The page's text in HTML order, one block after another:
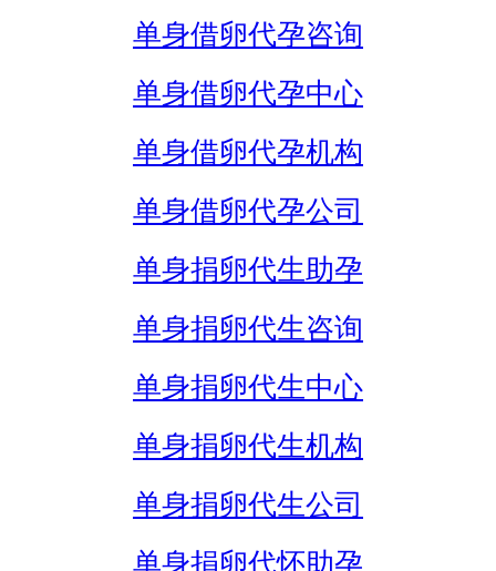
单身借卵代孕咨询
单身借卵代孕中心
单身借卵代孕机构
单身借卵代孕公司
单身捐卵代生助孕
单身捐卵代生咨询
单身捐卵代生中心
单身捐卵代生机构
单身捐卵代生公司
单身捐卵代怀助孕